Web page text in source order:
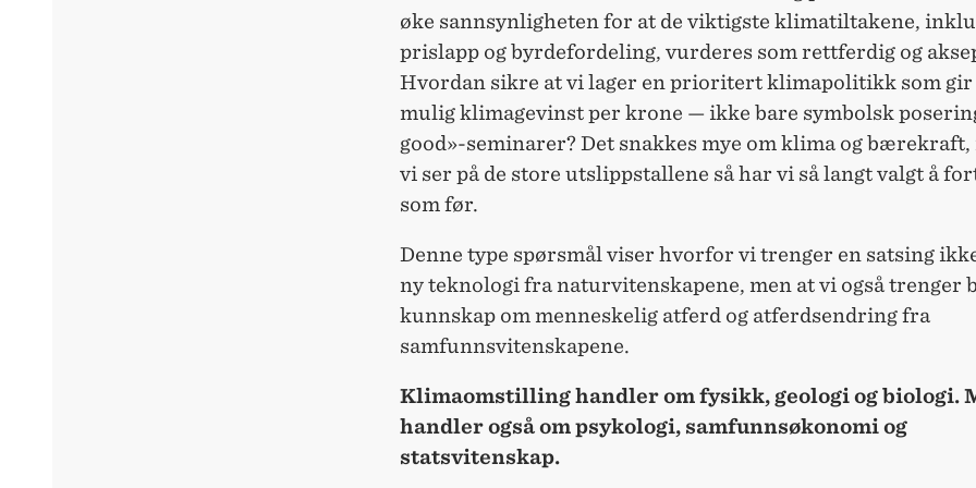
øke sannsynligheten for at de viktigste klimatiltakene,
prislapp og byrdefordeling, vurderes som rettferdig og
Hvordan sikre at vi lager en prioritert klimapolitikk som
mulig klimagevinst per krone — ikke bare symbolsk
good»-seminarer? Det snakkes mye om klima og bærekraft,
vi ser på de store utslippstallene så har vi så langt valgt å
som før.
Denne type spørsmål viser hvorfor vi trenger en satsing
ny teknologi fra naturvitenskapene, men at vi også trenger
kunnskap om menneskelig atferd og atferdsendring fra
samfunnsvitenskapene.
Klimaomstilling handler om fysikk, geologi og biologi.
handler også om psykologi, samfunnsøkonomi og
statsvitenskap.